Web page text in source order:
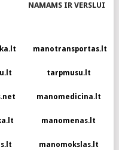
NAMAMS IR VERSLUI
manotransportas.lt
tarpmusu.lt
manomedicina.lt
manomenas.lt
manomokslas.lt